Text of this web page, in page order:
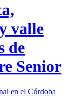
valle
de
Senior